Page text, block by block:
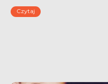
się sam (prościej niż ten
Czytaj